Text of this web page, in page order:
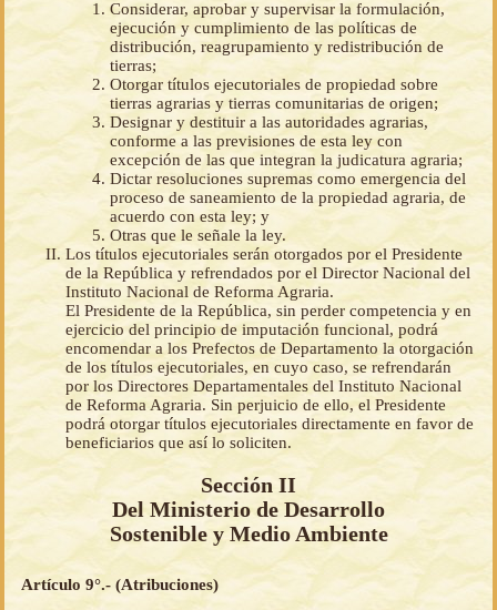
Considerar, aprobar y supervisar la formulación,
ejecución y cumplimiento de las políticas de
distribución, reagrupamiento y redistribución de
tierras;
Otorgar títulos ejecutoriales de propiedad sobre
tierras agrarias y tierras comunitarias de origen;
Designar y destituir a las autoridades agrarias,
conforme a las previsiones de esta ley con
excepción de las que integran la judicatura agraria;
Dictar resoluciones supremas como emergencia del
proceso de saneamiento de la propiedad agraria, de
acuerdo con esta ley; y
Otras que le señale la ley.
Los títulos ejecutoriales serán otorgados por el Presidente
de la República y refrendados por el Director Nacional del
Instituto Nacional de Reforma Agraria.
El Presidente de la República, sin perder competencia y en
ejercicio del principio de imputación funcional, podrá
encomendar a los Prefectos de Departamento la otorgación
de los títulos ejecutoriales, en cuyo caso, se refrendarán
por los Directores Departamentales del Instituto Nacional
de Reforma Agraria. Sin perjuicio de ello, el Presidente
podrá otorgar títulos ejecutoriales directamente en favor de
beneficiarios que así lo soliciten.
Sección II
Del Ministerio de Desarrollo
Sostenible y Medio Ambiente
Artículo 9°.- (Atribuciones)